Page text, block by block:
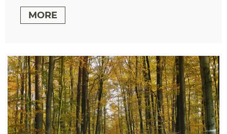
MORE